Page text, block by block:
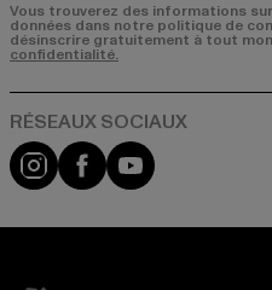
Vous trouverez des informations
données dans notre politique de
désinscrire gratuitement à tout
confidentialité.
Visit our Instagram page:
Visit our Facebook
Visit our